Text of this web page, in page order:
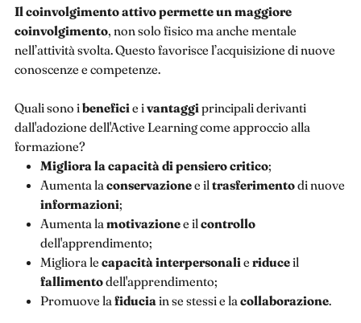
Il coinvolgimento attivo permette un maggiore
coinvolgimento, non solo fisico ma anche mentale
nell’attività svolta. Questo favorisce l’acquisizione di nuove
conoscenze e competenze.
Quali sono ibenefici e ivantaggi principali derivanti
dall'adozione dell'Active Learning come approccio alla
formazione?
Migliora la capacità di pensiero critico;
Aumenta la conservazionee il trasferimentodi nuove
informazioni;
Aumenta la motivazionee il controllo
dell'apprendimento;
Migliora le capacità interpersonali e riduceil
fallimentodell'apprendimento;
Promuove la fiduciain se stessi e la collaborazione.